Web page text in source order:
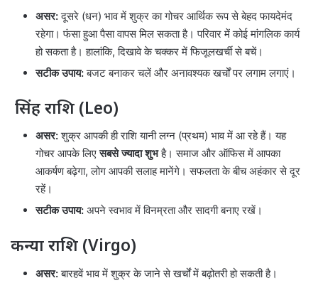
असर:दूसरे (धन) भाव में शुक्र का गोचर आर्थिक रूप से बेहद फायदेमंद
रहेगा। फंसा हुआ पैसा वापस मिल सकता है। परिवार में कोई मांगलिक कार्य
हो सकता है। हालांकि, दिखावे के चक्कर में फिजूलखर्ची से बचें।
सटीक उपाय:बजट बनाकर चलें और अनावश्यक खर्चों पर लगाम लगाएं।
सिंह राशि (Leo)
असर:शुक्र आपकी ही राशि यानी लग्न (प्रथम) भाव में आ रहे हैं। यह
गोचर आपके लिएसबसे ज्यादा शुभहै। समाज और ऑफिस में आपका
आकर्षण बढ़ेगा, लोग आपकी सलाह मानेंगे। सफलता के बीच अहंकार से दूर
रहें।
सटीक उपाय: अपने स्वभाव में विनम्रता और सादगी बनाए रखें।
कन्या राशि (Virgo)
असर:बारहवें भाव में शुक्र के जाने से खर्चों में बढ़ोतरी हो सकती है।